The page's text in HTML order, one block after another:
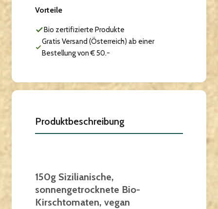
Vorteile
Bio zertifizierte Produkte
Gratis Versand (Österreich) ab einer
Bestellung von € 50.-
Produktbeschreibung
150g Sizilianische,
sonnengetrocknete Bio-
Kirschtomaten, vegan